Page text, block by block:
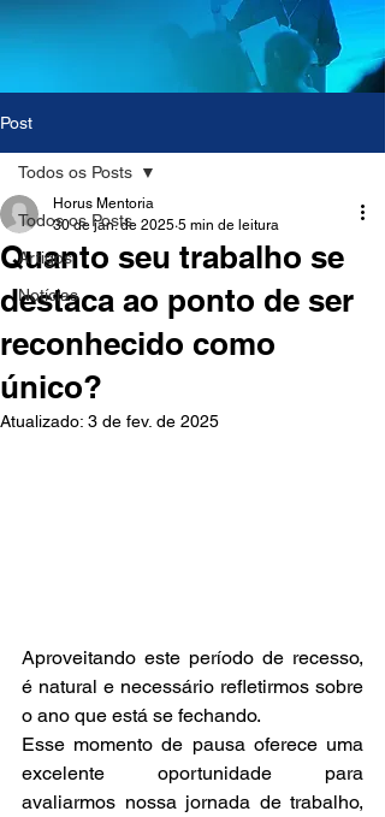
Post
Todos os Posts
Artigos
Notícias
Todos os Posts
Quanto seu trabalho se
destaca ao ponto de ser
reconhecido como
único?
Horus Mentoria
30 de jan. de 2025 5 min de leitura
Atualizado: 3 de fev. de 2025
Aproveitando este período de recesso,
é natural e necessário refletirmos sobre
o ano que está se fechando.
Esse momento de pausa oferece uma
excelente oportunidade para
avaliarmos nossa jornada de trabalho,